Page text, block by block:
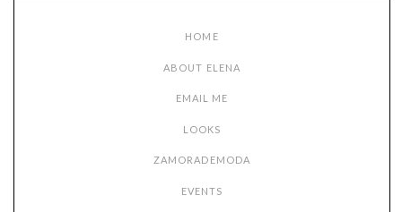
HOME
ABOUT ELENA
EMAIL ME
LOOKS
ZAMORADEMODA
EVENTS